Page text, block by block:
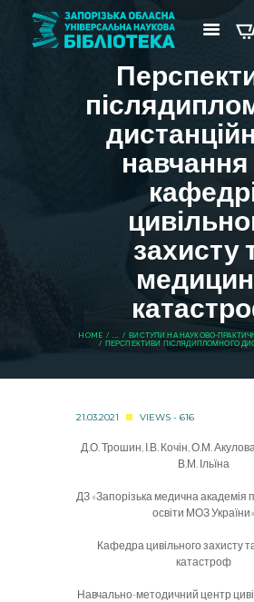
навчання
захисту
HOME ...
ВИСТУПИ НА НАУКОВО-
ПЕРСПЕКТИВИ ПІСЛЯДИПЛОМНОГО
21.03.2021 VIEWS - 616
Д.О. Трошин, І.В. Кочін, О.М.
В.М. Ільїна
ДЗ «Запорізька медична академія
освіти МОЗ України»
Кафедра цивільного захисту
катастроф
Навчально-методичний центр